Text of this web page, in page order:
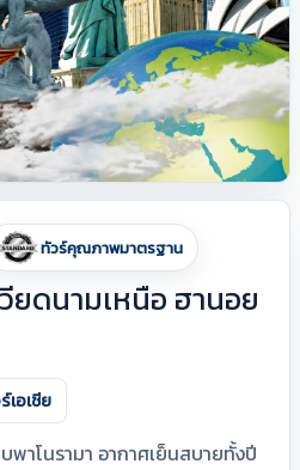
ทัวร์คุณภาพมาตรฐาน
ยดนามเหนือ ฮานอย
เอเชีย
าโนรามา อากาศเย็นสบายทั้งปี